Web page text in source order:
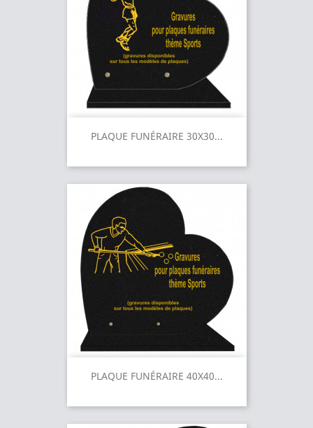
PLAQUE FUNÉRAIRE 30X30...
PLAQUE FUNÉRAIRE 40X40...